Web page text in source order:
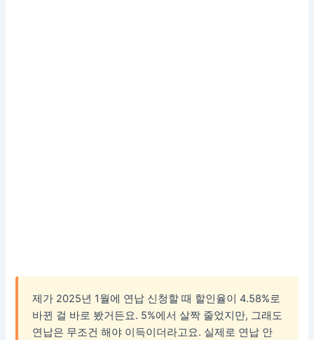
제가 2025년 1월에 연납 신청할 때 할인율이 4.58%로
바뀐 걸 바로 봤거든요. 5%에서 살짝 줄었지만, 그래도
연납은 무조건 해야 이득이더라고요. 실제로 연납 안